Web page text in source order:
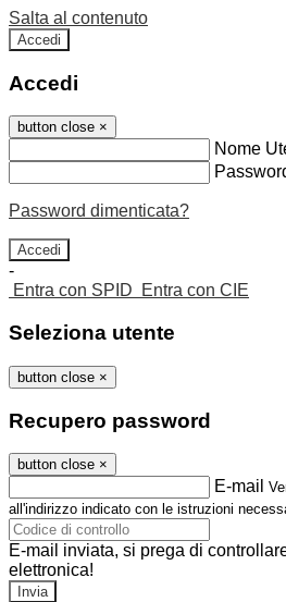
Salta al contenuto
Accedi
Accedi
button close ×
Nome
Password dimenticata?
-
Entra con SPID
Entra con CIE
Seleziona utente
button close ×
Recupero password
button close ×
E-mail
all'indirizzo indicato con le istruzioni
E-mail inviata, si prega di
elettronica!